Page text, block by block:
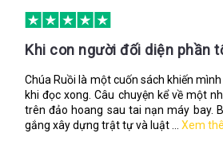
Khi con người đối diện phần
Chúa Ruồi là một cuốn sách khiến
khi đọc xong. Câu chuyện kể về một
trên đảo hoang sau tai nạn máy bay.
gắng xây dựng trật tự và luật ...
Xem